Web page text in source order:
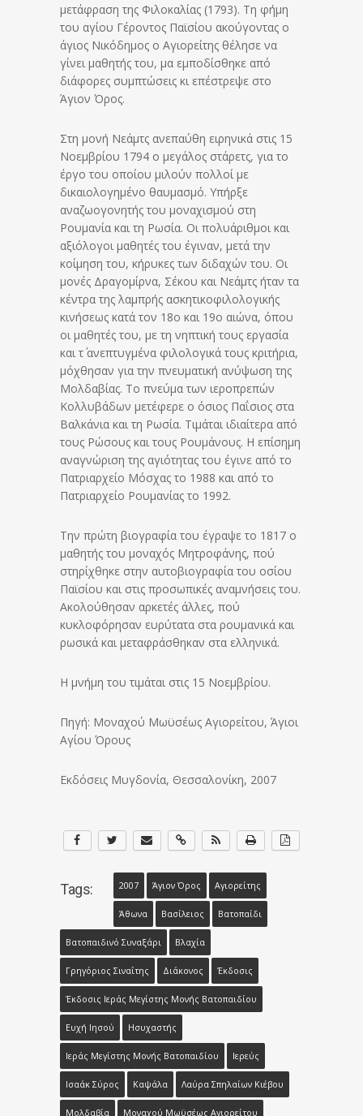
μετάφραση της Φιλοκαλίας (1793). Τη φήμη
του αγίου Γέροντος Παϊσίου ακούγοντας ο
άγιος Νικόδημος ο Αγιορείτης θέλησε να
γίνει μαθητής του, μα εμποδίσθηκε από
διάφορες συμπτώσεις κι επέστρεψε στο
Άγιον Όρος.
Στη μονή Νεάμτς ανεπαύθη ειρηνικά στις 15
Νοεμβρίου 1794 ο μεγάλος στάρετς, για το
έργο του οποίου μιλούν πολλοί με
δικαιολογημένο θαυμασμό. Υπήρξε
αναζωογονητής του μοναχισμού στη
Ρουμανία και τη Ρωσία. Οι πολυάριθμοι και
αξιόλογοι μαθητές του έγιναν, μετά την
κοίμηση του, κήρυκες των διδαχών του. Οι
μονές Δραγομίρνα, Σέκου και Νεάμτς ήταν τα
κέντρα της λαμπρής ασκητικοφιλολογικής
κινήσεως κατά τον 18ο και 19ο αιώνα, όπου
οι μαθητές του, με τη νηπτική τους εργασία
και τ΄ ανεπτυγμένα φιλολογικά τους κριτήρια,
μόχθησαν για την πνευματική ανύψωση της
Μολδαβίας. Το πνεύμα των ιεροπρεπών
Κολλυβάδων μετέφερε ο όσιος Παΐσιος στα
Βαλκάνια και τη Ρωσία. Τιμάται ιδιαίτερα από
τους Ρώσους και τους Ρουμάνους. Η επίσημη
αναγνώριση της αγιότητας του έγινε από το
Πατριαρχείο Μόσχας το 1988 και από το
Πατριαρχείο Ρουμανίας το 1992.
Την πρώτη βιογραφία του έγραψε το 1817 ο
μαθητής του μοναχός Μητροφάνης, πού
στηρίχθηκε στην αυτοβιογραφία του οσίου
Παϊσίου και στις προσωπικές αναμνήσεις του.
Ακολούθησαν αρκετές άλλες, πού
κυκλοφόρησαν ευρύτατα στα ρουμανικά και
ρωσικά και μεταφράσθηκαν στα ελληνικά.
Η μνήμη του τιμάται στις 15 Νοεμβρίου.
Πηγή: Μοναχού Μωϋσέως Αγιορείτου, Άγιοι
Αγίου Όρους
Εκδόσεις Μυγδονία, Θεσσαλονίκη, 2007
Tags: 2007 Άγιον Όρος Αγιορείτης
Άθωνα Βασίλειος Βατοπαίδι
Βατοπαιδινό Συναξάρι Βλαχία
Γρηγόριος Σιναΐτης Διάκονος Έκδοσις
Έκδοσις Ιεράς Μεγίστης Μονής Βατοπαιδίου
Ευχή Ιησού Ησυχαστής
Ιεράς Μεγίστης Μονής Βατοπαιδίου Ιερεύς
Ισαάκ Σύρος Καψάλα Λαύρα Σπηλαίων Κιέβου
Μολδαβία Μοναχού Μωϋσέως Αγιορείτου